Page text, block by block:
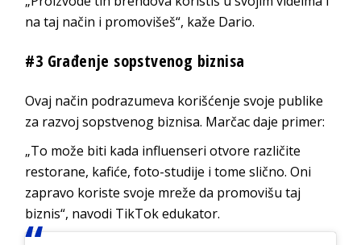
na taj način i promovišeš“, kaže Dario.
#3 Građenje sopstvenog biznisa
Ovaj način podrazumeva korišćenje svoje publike
za razvoj sopstvenog biznisa. Marčac daje primer:
„To može biti kada influenseri otvore različite
restorane, kafiće, foto-studije i tome slično. Oni
zapravo koriste svoje mreže da promovišu taj
biznis“, navodi TikTok edukator.